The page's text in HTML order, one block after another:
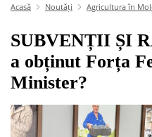
Acasă Noutăți Agricultura în
SUBVENȚII ȘI
a obținut Forța
Minister?